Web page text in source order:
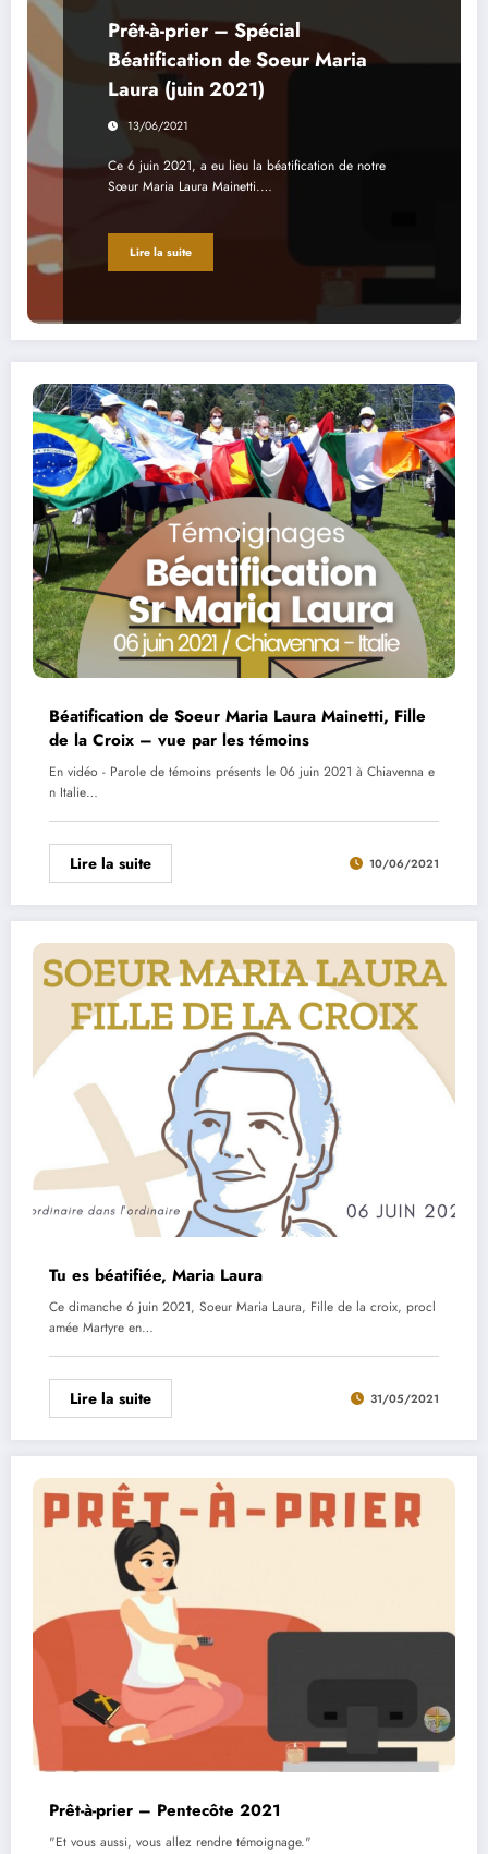
Prêt-à-prier – Spécial
Béatification de Soeur Maria
Laura (juin 2021)
13/06/2021
Ce 6 juin 2021, a eu lieu la béatification de notre
Sœur Maria Laura Mainetti.…
Lire la suite
Béatification de Soeur Maria Laura Mainetti, Fille
de la Croix – vue par les témoins
En vidéo - Parole de témoins présents le 06 juin 2021 à Chiavenna e
n Italie…
Lire la suite 10/06/2021
Tu es béatifiée, Maria Laura
Ce dimanche 6 juin 2021, Soeur Maria Laura, Fille de la croix, procl
amée Martyre en…
Lire la suite 31/05/2021
Prêt-à-prier – Pentecôte 2021
"Et vous aussi, vous allez rendre témoignage."